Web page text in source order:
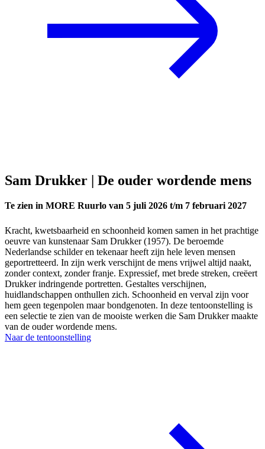
Sam Drukker | De ouder wordende mens
Te zien in MORE Ruurlo van 5 juli 2026 t/m 7 februari 2027
Kracht, kwetsbaarheid en schoonheid komen samen in het prachtige
oeuvre van kunstenaar Sam Drukker (1957). De beroemde
Nederlandse schilder en tekenaar heeft zijn hele leven mensen
geportretteerd. In zijn werk verschijnt de mens vrijwel altijd naakt,
zonder context, zonder franje. Expressief, met brede streken, creëert
Drukker indringende portretten. Gestaltes verschijnen,
huidlandschappen onthullen zich. Schoonheid en verval zijn voor
hem geen tegenpolen maar bondgenoten. In deze tentoonstelling is
een selectie te zien van de mooiste werken die Sam Drukker maakte
van de ouder wordende mens.
Naar de tentoonstelling